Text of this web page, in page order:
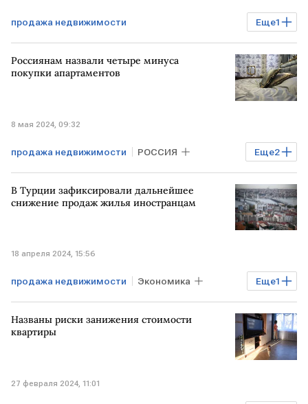
Еще1
продажа недвижимости
земельный участок ЕГРН
Россиянам назвали четыре минуса
покупки апартаментов
8 мая 2024, 09:32
Еще2
продажа недвижимости РОССИЯ
Апартаменты Недвижимость
В Турции зафиксировали дальнейшее
снижение продаж жилья иностранцам
18 апреля 2024, 15:56
Еще1
продажа недвижимости Экономика
ТУРЦИЯ
Названы риски занижения стоимости
квартиры
27 февраля 2024, 11:01